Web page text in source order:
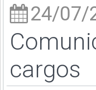
24/07/
cargos